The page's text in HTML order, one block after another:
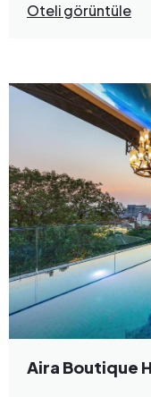
Oteli görüntüle
Aira Boutique